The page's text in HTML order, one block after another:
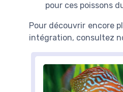
pour ces poissons
Pour découvrir encore
intégration, consultez